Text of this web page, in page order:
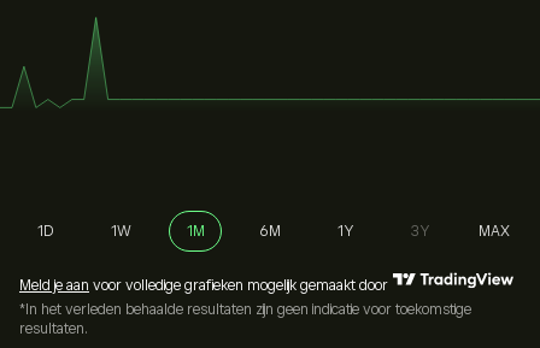
1D 1W 1M 6M 1Y 3Y MAX
Meld je aan voor volledige grafieken mogelijk gemaakt door
*In het verleden behaalde resultaten zijn geen indicatie voor toekomstige
resultaten.